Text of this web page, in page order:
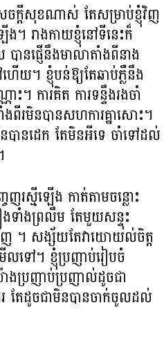
ចក្តីសុខណាស់ តែសម្រាប់ខ្ញុំវិញ
ង។ រាងកាយខ្ញុំនៅទីនេះក៏
ានផ្ញើនឹងមាលាតាំងពីនាង
យ។ ខ្ញុំបន់ឱ្យតែឆាប់ភ្លឺ​នឹង
។ ការគិត ការទន្ទឹងរងចាំ
ាំងពីរមិនបានសហការគ្នាសោះ។​
ានដេក តែមិនអីទេ ចាំទៅដល់
ញរស្មីឡើង កាត់តាមចន្លោះ
ទាំងព្រលឹម តែមួយសន្ទុះ
ញ ។ សង្ស័យតែវាយោយល់ចិត្ត
ទៅ។ ខ្ញុំប្រញាប់រៀបចំ
ងប្រញាប់ប្រញាល់ដូចជា
រ តែដូចជាមិនបានចាក់ចូលដល់